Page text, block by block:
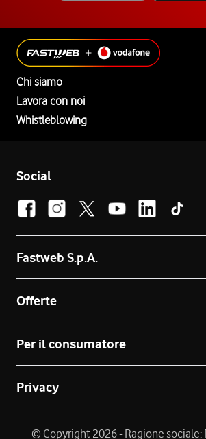
Chi siamo
Lavora con noi
Whistleblowing
Social
Fastweb S.p.A.
Offerte
Per il consumatore
Privacy
© Copyright 2026 - Ragione sociale: